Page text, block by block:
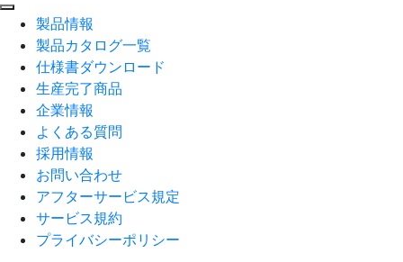
製品情報
製品カタログ一覧
仕様書ダウンロード
生産完了商品
企業情報
よくある質問
採用情報
お問い合わせ
アフターサービス規定
サービス規約
プライバシーポリシー